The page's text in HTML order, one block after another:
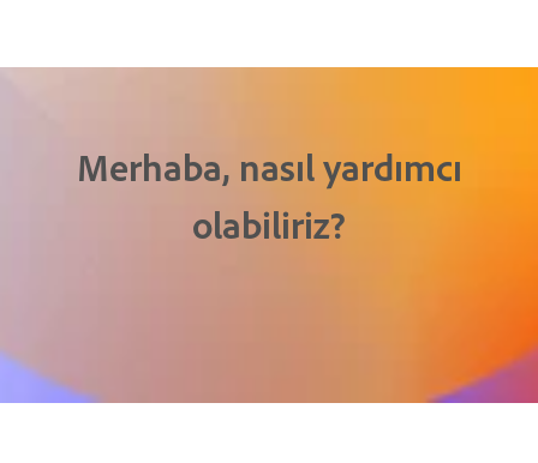
Merhaba, nasıl yardımcı
olabiliriz?